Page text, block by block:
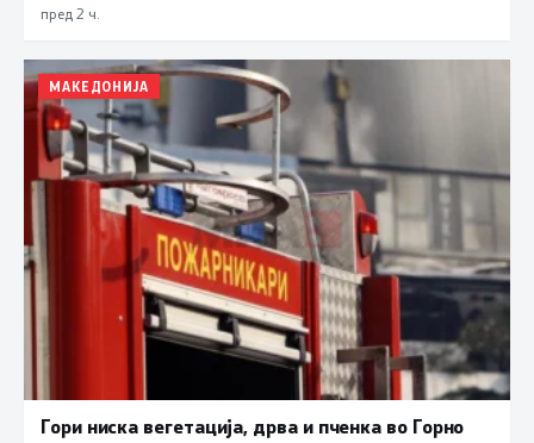
пред 2 ч.
МАКЕДОНИЈА
Гори ниска вегетација, дрва и пченка во Горно